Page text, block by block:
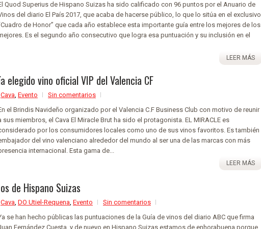
Quod Superius de Hispano Suizas ha sido calificado con 96 puntos por el Anuario de
del diario El País 2017, que acaba de hacerse público, lo que lo sitúa en el exclusivo
de Honor” que cada año establece esta importante guía entre los mejores de los
Es el segundo año consecutivo que logra esa puntuación y su inclusión en el
LEER MÁS
elegido vino oficial VIP del Valencia CF
Cava, Evento
Sin comentarios
el Brindis Navideño organizado por el Valencia C.F Business Club con motivo de reunir
sus miembros, el Cava El Miracle Brut ha sido el protagonista. EL MIRACLE es
por los consumidores locales como uno de sus vinos favoritos. Es también
del vino valenciano alrededor del mundo al ser una de las marcas con más
internacional. Esta gama de...
LEER MÁS
de Hispano Suizas
Cava, DO Utiel-Requena, Evento
Sin comentarios
se han hecho públicas las puntuaciones de la Guía de vinos del diario ABC que firma
Fernández Cuesta, y de nuevo en Hispano Suizas estamos de enhorabuena porque